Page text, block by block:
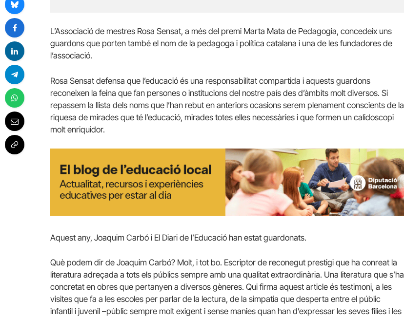
L’Associació de mestres Rosa Sensat, a més del premi Marta Mata de Pedagogia, concedeix uns
guardons que porten també el nom de la pedagoga i política catalana i una de les fundadores de
l’associació.
Rosa Sensat defensa que l’educació és una responsabilitat compartida i aquests guardons
reconeixen la feina que fan persones o institucions del nostre país des d’àmbits molt diversos. Si
repassem la llista dels noms que l’han rebut en anteriors ocasions serem plenament conscients de la
riquesa de mirades que té l’educació, mirades totes elles necessàries i que formen un calidoscopi
molt enriquidor.
Aquest any, Joaquim Carbó i El Diari de l’Educació han estat guardonats.
Què podem dir de Joaquim Carbó? Molt, i tot bo. Escriptor de reconegut prestigi que ha conreat la
literatura adreçada a tots els públics sempre amb una qualitat extraordinària. Una literatura que s’ha
concretat en obres que pertanyen a diversos gèneres. Qui firma aquest article és testimoni, a les
visites que fa a les escoles per parlar de la lectura, de la simpatia que desperta entre el públic
infantil i juvenil –públic sempre molt exigent i sense manies quan han d’expressar les seves filies i les